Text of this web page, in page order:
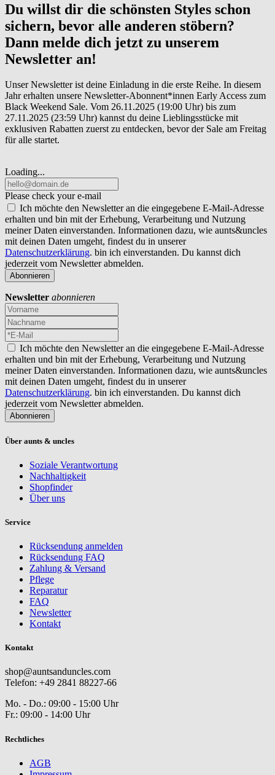
Du willst dir die schönsten Styles schon
sichern, bevor alle anderen stöbern?
Dann melde dich jetzt zu unserem
Newsletter an!
Unser Newsletter ist deine Einladung in die erste Reihe. In diesem
Jahr erhalten unsere Newsletter-Abonnent*innen Early Access zum
Black Weekend Sale. Vom 26.11.2025 (19:00 Uhr) bis zum
27.11.2025 (23:59 Uhr) kannst du deine Lieblingsstücke mit
exklusiven Rabatten zuerst zu entdecken, bevor der Sale am Freitag
für alle startet.
Loading...
Please check your e-mail
Ich möchte den Newsletter an die eingegebene E-Mail-Adresse
erhalten und bin mit der Erhebung, Verarbeitung und Nutzung
meiner Daten einverstanden. Informationen dazu, wie aunts&uncles
mit deinen Daten umgeht, findest du in unserer
Datenschutzerklärung. bin ich einverstanden. Du kannst dich
jederzeit vom Newsletter abmelden.
Newsletter abonnieren
Ich möchte den Newsletter an die eingegebene E-Mail-Adresse
erhalten und bin mit der Erhebung, Verarbeitung und Nutzung
meiner Daten einverstanden. Informationen dazu, wie aunts&uncles
mit deinen Daten umgeht, findest du in unserer
Datenschutzerklärung. bin ich einverstanden. Du kannst dich
jederzeit vom Newsletter abmelden.
Abonnieren
Über aunts & uncles
Soziale Verantwortung
Nachhaltigkeit
Shopfinder
Über uns
Service
Rücksendung anmelden
Rücksendung FAQ
Zahlung & Versand
Pflege
Reparatur
FAQ
Newsletter
Kontakt
Kontakt
shop@auntsanduncles.com
Telefon: +49 2841 88227-66
Mo. - Do.: 09:00 - 15:00 Uhr
Fr.: 09:00 - 14:00 Uhr
Rechtliches
AGB